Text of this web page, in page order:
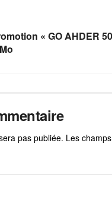
« GO AHDER 50
pas publiée. Les